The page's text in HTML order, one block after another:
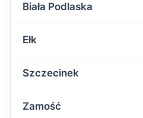
Biała Podlaska
Ełk
Szczecinek
Zamość